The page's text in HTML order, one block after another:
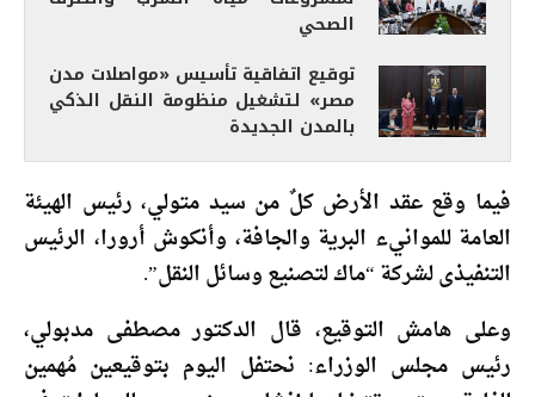
الصحي
توقيع اتفاقية تأسيس «مواصلات مدن
مصر» لتشغيل منظومة النقل الذكي
بالمدن الجديدة
فيما وقع عقد الأرض كلٌ من سيد متولي، رئيس الهيئة
العامة للموانيء البرية والجافة، وأنكوش أرورا، الرئيس
التنفيذى لشركة “ماك لتصنيع وسائل النقل”.
وعلى هامش التوقيع، قال الدكتور مصطفى مدبولي،
رئيس مجلس الوزراء: نحتفل اليوم بتوقيعين مُهمين